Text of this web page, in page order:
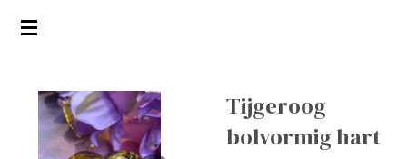
Ga
hoofdinhoud
Tijgeroog
bolvormig hart